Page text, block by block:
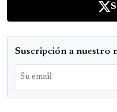
Suscripción a nuestro